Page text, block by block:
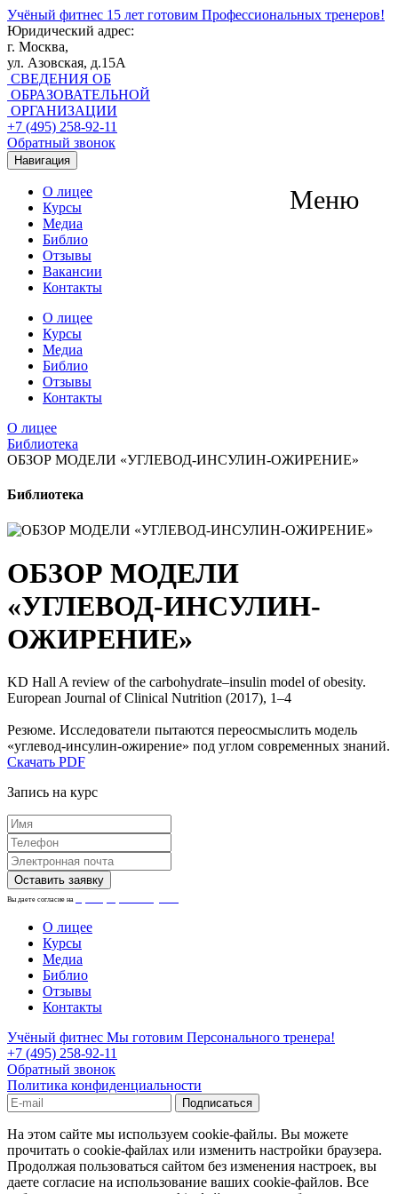
Учёный фитнес 15 лет готовим Профессиональных тренеров!
Юридический адрес:
г. Москва,
ул. Азовская, д.15А
СВЕДЕНИЯ ОБ
ОБРАЗОВАТЕЛЬНОЙ
ОРГАНИЗАЦИИ
+7 (495) 258-92-11
Обратный звонок
Навигация
Меню
О лицее
Курсы
Медиа
Библио
Отзывы
Вакансии
Контакты
О лицее
Курсы
Медиа
Библио
Отзывы
Контакты
О лицее
Библиотека
ОБЗОР МОДЕЛИ «УГЛЕВОД-ИНСУЛИН-ОЖИРЕНИЕ»
Библиотека
ОБЗОР МОДЕЛИ
«УГЛЕВОД-ИНСУЛИН-
ОЖИРЕНИЕ»
KD Hall A review of the carbohydrate–insulin model of obesity.
European Journal of Clinical Nutrition (2017), 1–4
Резюме. Исследователи пытаются переосмыслить модель
«углевод-инсулин-ожирение» под углом современных знаний.
Скачать PDF
Запись на курс
Вы даете согласие на
О лицее
Курсы
Медиа
Библио
Отзывы
Контакты
Учёный фитнес Мы готовим Персонального тренера!
+7 (495) 258-92-11
Обратный звонок
Политика конфиденциальности
На этом сайте мы используем cookie-файлы. Вы можете
прочитать о cookie-файлах или изменить настройки браузера.
Продолжая пользоваться сайтом без изменения настроек, вы
даете согласие на использование ваших cookie-файлов. Все